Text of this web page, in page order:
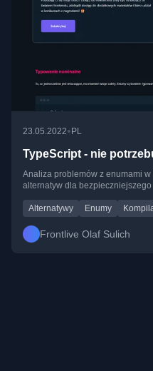
23.05.2022•PL
TypeScript - nie
Analiza problemów z enumami
alternatyw dla bezpieczniejszego
Alternatywy Enumy
Frontlive Olaf Sulich